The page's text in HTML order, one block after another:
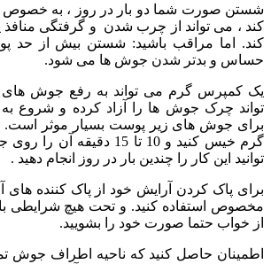
شستن صورت شما دو بار در روز ، به
کند ، می تواند از چرب شدن و گرفتگی
کند. اما مراقب باشید: شستن بیش از حد
حساس و بدتر شدن جوش ها می شود.
یک کمپرس گرم می تواند به رفع جوش
تواند چرک جوش ها را آزاد کرده و شروع به
برای جوش های زیر پوست بسیار موثر است.
گرم خیس کنید و 10 تا 15
توانید این کار را چندین بار در روز انجام دهید .
برای پاک کردن آرایش خود از پاک کننده
مخصوص استفاده کنید. و تحت هیچ شرایطی با
از خواب حتما صورت خود را بشویید.
اطمینان حاصل کنید که ناحیه اطراف جوش